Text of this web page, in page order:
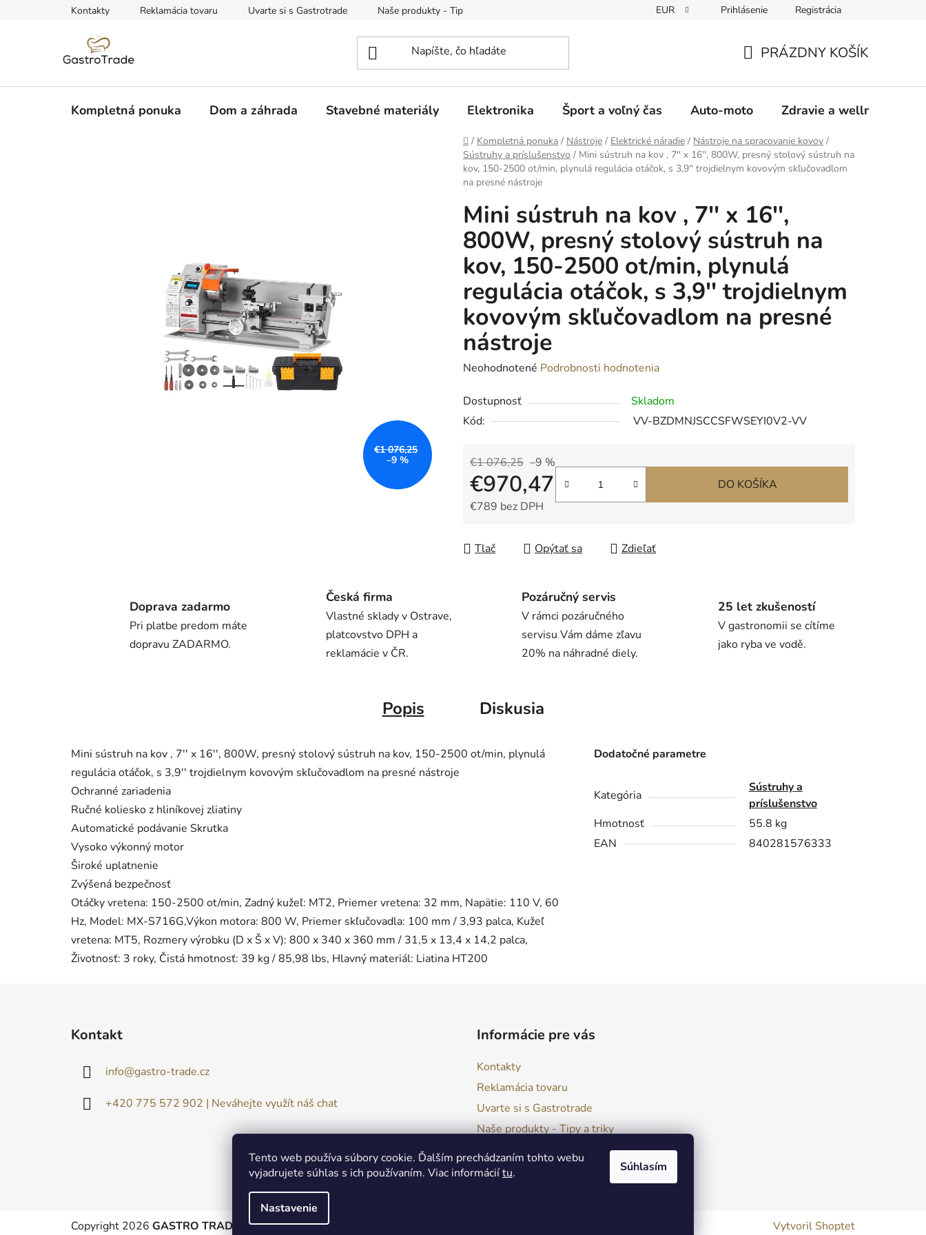
Tento web používa súbory cookie. Ďalším prechádzaním tohto webu
vyjadrujete súhlas s ich používaním. Viac informáciítu.
Nastavenie
Súhlasím
Kontakty Reklamácia tovaru Uvarte si s Gastrotrade Naše produkty - Tipy a triky Moja objednávka
EUR Prihlásenie Registrácia
KOŠÍK
PRÁZDNY KOŠÍK
Kompletná ponuka Dom a záhrada Stavebné materiály Elektronika Šport a voľný čas Auto-moto Zdravie a wellness
Domov
/ Kompletná ponuka / Nástroje / Elektrické náradie / Nástroje na spracovanie kovov /
Sústruhy a príslušenstvo / Mini sústruh na kov , 7'' x 16'', 800W, presný stolový sústruh na
kov, 150-2500 ot/min, plynulá regulácia otáčok, s 3,9'' trojdielnym kovovým skľučovadlom
na presné nástroje
Mini sústruh na kov , 7'' x 16'',
800W, presný stolový sústruh na
kov, 150-2500 ot/min, plynulá
regulácia otáčok, s 3,9'' trojdielnym
kovovým skľučovadlom na presné
nástroje
Priemerné
produktu
je
hviezdičiek.
Neohodnotené Podrobnosti hodnotenia
Dostupnosť
Skladom
Kód:
VV-BZDMNJSCCSFWSEYI0V2-VV
€1 076,25 –9 %
€970,47
€789 bez DPH
DO KOŠÍKA
Tlač Opýtať sa Zdieľať
€1 076,25
–9 %
Doprava zadarmo
Pri platbe predom máte
dopravu ZADARMO.
Česká firma
Vlastné sklady v Ostrave,
platcovstvo DPH a
reklamácie v ČR.
Pozáručný servis
V rámci pozáručného
servisu Vám dáme zľavu
20% na náhradné diely.
25 let zkušeností
V gastronomii se cítíme
jako ryba ve vodě.
Popis Diskusia
Mini sústruh na kov , 7'' x 16'', 800W, presný stolový sústruh na kov, 150-2500 ot/min, plynulá
regulácia otáčok, s 3,9'' trojdielnym kovovým skľučovadlom na presné nástroje
Ochranné zariadenia
Ručné koliesko z hliníkovej zliatiny
Automatické podávanie Skrutka
Vysoko výkonný motor
Široké uplatnenie
Zvýšená bezpečnosť
Otáčky vretena: 150-2500 ot/min, Zadný kužeľ: MT2, Priemer vretena: 32 mm, Napätie: 110 V, 60
Hz, Model: MX-S716G,Výkon motora: 800 W, Priemer skľučovadla: 100 mm / 3,93 palca, Kužeľ
vretena: MT5, Rozmery výrobku (D x Š x V): 800 x 340 x 360 mm / 31,5 x 13,4 x 14,2 palca,
Životnosť: 3 roky, Čistá hmotnosť: 39 kg / 85,98 lbs, Hlavný materiál: Liatina HT200
Dodatočné parametre
Kategória
Sústruhy a
príslušenstvo
Hmotnosť
55.8 kg
EAN
840281576333
Kontakt
info@gastro-trade.cz
+420 775 572 902 | Neváhejte využít náš chat
Informácie pre vás
Kontakty
Reklamácia tovaru
Uvarte si s Gastrotrade
Naše produkty - Tipy a triky
Obchodné podmienky
Moja objednávka
Vytvoril Shoptet
Copyright 2026 GASTRO TRADE . Všetky práva vyhradené.